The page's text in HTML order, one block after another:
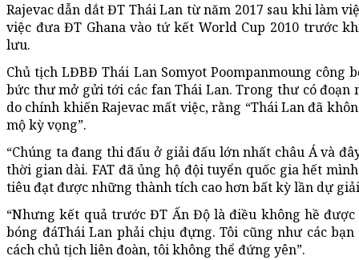
Rajevac dẫn dắt ĐT Thái Lan từ năm 2017 sau khi làm
việc đưa ĐT Ghana vào tứ kết World Cup 2010 trước
lưu.
Chủ tịch LĐBĐ Thái Lan Somyot Poompanmoung công
bức thư mở gửi tới các fan Thái Lan. Trong thư có
do chính khiến Rajevac mất việc, rằng “Thái Lan đã
mộ kỳ vọng”.
“Chúng ta đang thi đấu ở giải đấu lớn nhất châu Á và
thời gian dài. FAT đã ủng hộ đội tuyển quốc gia hết
tiêu đạt được những thành tích cao hơn bất kỳ lần dự
“Nhưng kết quả trước ĐT Ấn Độ là điều không hề
bóng đáThái Lan phải chịu đựng. Tôi cũng như các
cách chủ tịch liên đoàn, tôi không thể đứng yên”.